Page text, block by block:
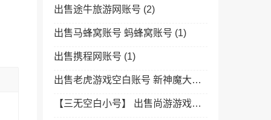
出售途牛旅游网账号 (2)
出售马蜂窝账号 蚂蜂窝账号 (1)
出售携程网账号 (1)
出售老虎游戏空白账号 新神魔大陆云梦四时歌手游账号 完美旗下手游小号在线购买
【三无空白小号】 出售尚游游戏空白号 诺亚传说 金箍棒OL 恋战等游戏全新空白三无号在线购买